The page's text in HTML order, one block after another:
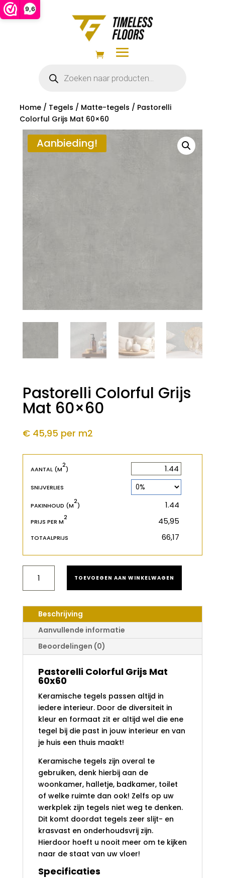
9,6
zoeken
Home/ Tegels / Matte-tegels / Pastorelli
Colorful Grijs Mat 60×60
Aanbieding!
Pastorelli Colorful Grijs
Mat 60×60
€ 45,95 per m2
AANTAL (M
2
)
SNIJVERLIES
PAKINHOUD (M
2
)
PRIJS PER M
2
TOTAALPRIJS
COLORFUL
GRIJS
60X60
AANTAL
TOEVOEGEN AAN WINKELWAGEN
Beschrijving
Aanvullende informatie
Beoordelingen (0)
Pastorelli Colorful Grijs Mat
60x60
Keramische tegels passen altijd in
iedere interieur. Door de diversiteit in
kleur en formaat zit er altijd wel die ene
tegel bij die past in jouw interieur en van
je huis een thuis maakt!
Keramische tegels zijn overal te
gebruiken, denk hierbij aan de
woonkamer, halletje, badkamer, toilet
of welke ruimte dan ook! Zelfs op uw
werkplek zijn tegels niet weg te denken.
Dit komt doordat tegels zeer slijt- en
krasvast en onderhoudsvrij zijn.
Hierdoor hoeft u nooit meer om te kijken
naar de staat van uw vloer!
Specificaties